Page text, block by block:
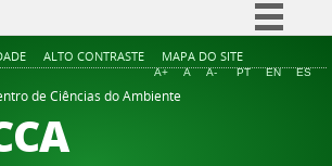
Simplifique!
Comunica BR
ALTO CONTRASTE MAPA DO SITE
A+ A A- PT EN ES
de Ciências do Ambiente